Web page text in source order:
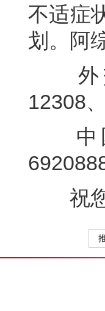
不适症
划。阿
外交
12308
中国
祝您